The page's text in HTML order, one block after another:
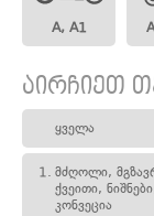
A, A1
აირჩიეთ
ყველა
1. მძღოლი,
ქვეითი,
კონვეცია